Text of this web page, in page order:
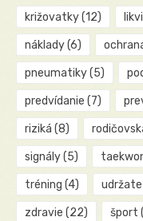
križovatky(12)
náklady(6)
pneumatiky(5)
predvídanie (7)
riziká (8)
signály(5)
tréning (4)
zdravie (22) šport